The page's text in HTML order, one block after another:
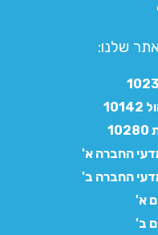
שלנו:​
החברה א'
החברה ב'
א'
ב'